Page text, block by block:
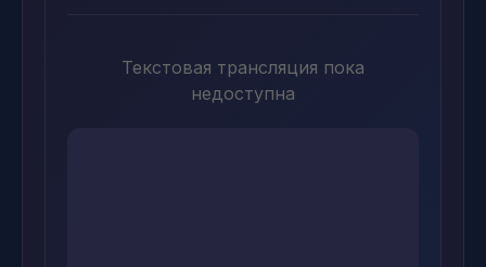
Текстовая трансляция пока
недоступна